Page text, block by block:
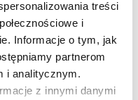
spersonalizowania treści
i
Informacje o tym, jak
partnerom
i analitycznym.
z innymi danymi